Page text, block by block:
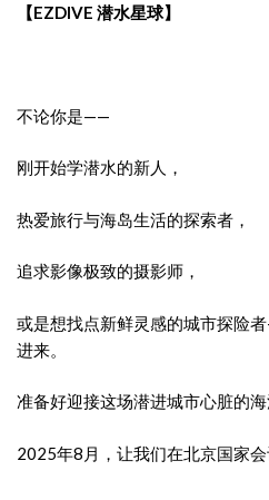
【EZDIVE 潜水星球】
不论你是——
刚开始学潜水的新人，
热爱旅行与海岛生活的探索者，
追求影像极致的摄影师，
或是想找点新鲜灵感的城市探险
进来。
准备好迎接这场潜进城市心脏的海
2025年8月，让我们在北京国家会